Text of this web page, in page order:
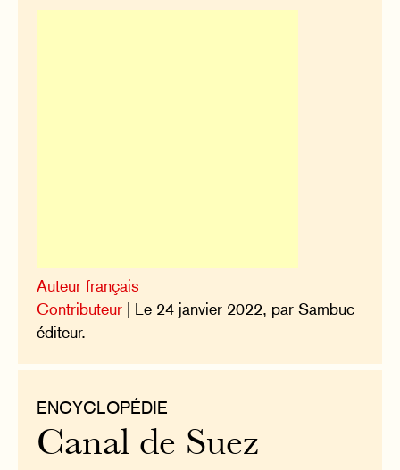
Auteur français
Contributeur | Le 24 janvier 2022, par Sambuc
éditeur.
ENCYCLOPÉDIE
Canal de Suez